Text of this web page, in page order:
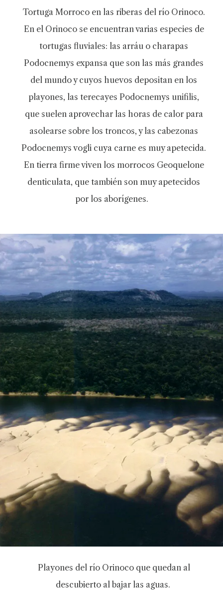
Tortuga Morroco en las riberas del río Orinoco.
En el Orinoco se encuentran varias especies de
tortugas fluviales: las arráu o charapas
Podocnemys expansa que son las más grandes
del mundo y cuyos huevos depositan en los
playones, las terecayes Podocnemys unifilis,
que suelen aprovechar las horas de calor para
asolearse sobre los troncos, y las cabezonas
Podocnemys vogli cuya carne es muy apetecida.
En tierra firme viven los morrocos Geoquelone
denticulata, que también son muy apetecidos
por los aborígenes.
Playones del río Orinoco que quedan al
descubierto al bajar las aguas.